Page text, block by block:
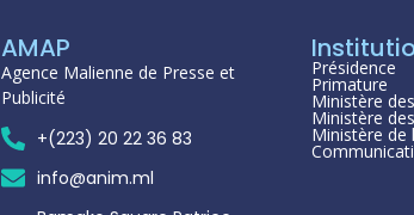
AMAP
Agence Malienne de Presse et
Publicité
+(223) 20 22 36 83
info@anim.ml
Présidence
Primature
Ministère
Ministère
Ministère de